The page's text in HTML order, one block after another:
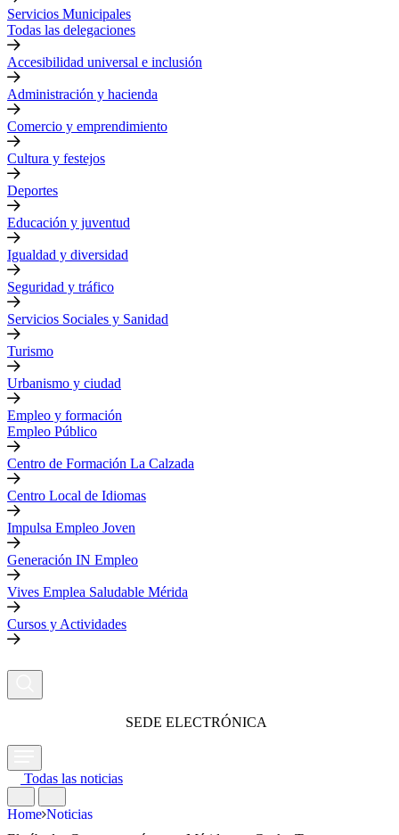
Servicios Municipales
Todas las delegaciones
Accesibilidad universal e inclusión
Administración y hacienda
Comercio y emprendimiento
Cultura y festejos
Deportes
Educación y juventud
Igualdad y diversidad
Seguridad y tráfico
Servicios Sociales y Sanidad
Turismo
Urbanismo y ciudad
Empleo y formación
Empleo Público
Centro de Formación La Calzada
Centro Local de Idiomas
Impulsa Empleo Joven
Generación IN Empleo
Vives Emplea Saludable Mérida
Cursos y Actividades
SEDE ELECTRÓNICA
Todas las noticias
Home Noticias